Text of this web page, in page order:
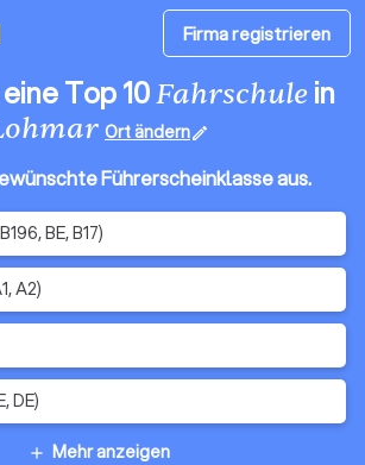
Firma registrieren
Top 10Fahrschule in
Ort ändernedit
Führerscheinklasse aus.
BE, B17)
A2)
DE)
add Mehr anzeigen